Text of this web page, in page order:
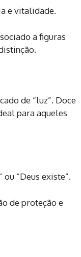
e vitalidade.
a figuras
de “luz”. Doce
para aqueles
“Deus existe”.
de proteção e